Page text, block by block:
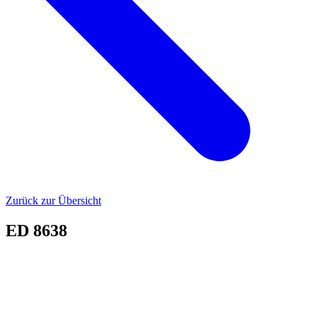
Zurück zur Übersicht
ED 8638